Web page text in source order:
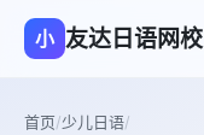
小 友达日语网校
首页/少儿日语/